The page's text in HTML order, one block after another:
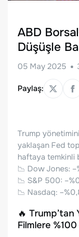
ABD
Düşüşle
05 May 2025
Paylaş:
Trump
yaklaşan Fed
haftaya temkinli
📉 Dow Jones:
📉 S&P 500:
📉 Nasdaq:
🔥 Trump’tan
Filmlere